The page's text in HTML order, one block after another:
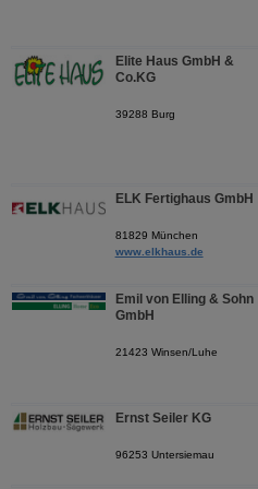
Elite Haus GmbH &
Co.KG
39288 Burg
ELK Fertighaus GmbH
81829 München
www.elkhaus.de
Emil von Elling & Sohn
GmbH
21423 Winsen/Luhe
Ernst Seiler KG
96253 Untersiemau